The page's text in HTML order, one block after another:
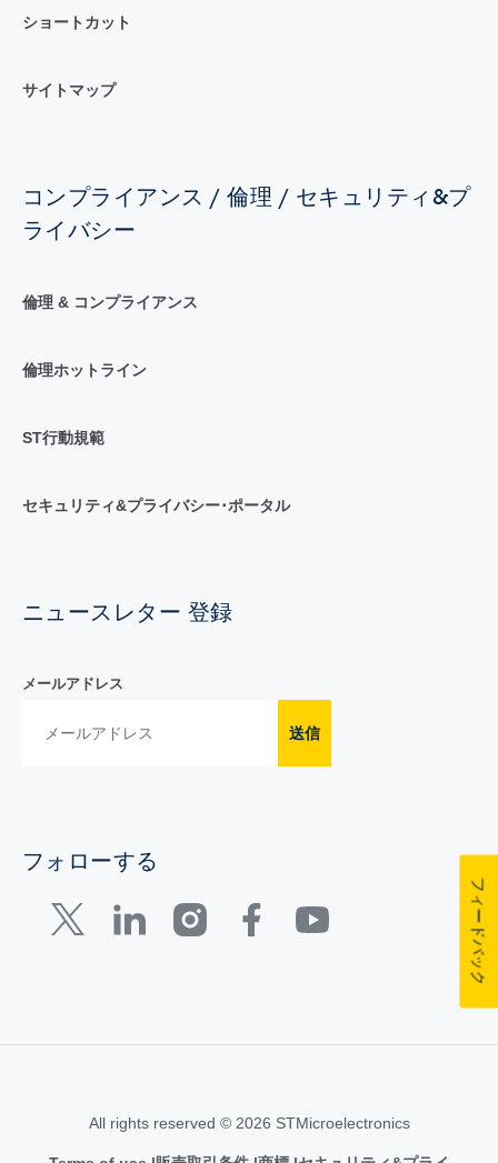
ショートカット
サイトマップ
コンプライアンス / 倫理 / セキュリティ&プ
ライバシー
倫理 & コンプライアンス
倫理ホットライン
ST行動規範
セキュリティ&プライバシー･ポータル
ニュースレター 登録
メールアドレス
送信
フォローする
All rights reserved © 2026 STMicroelectronics
フィードバック